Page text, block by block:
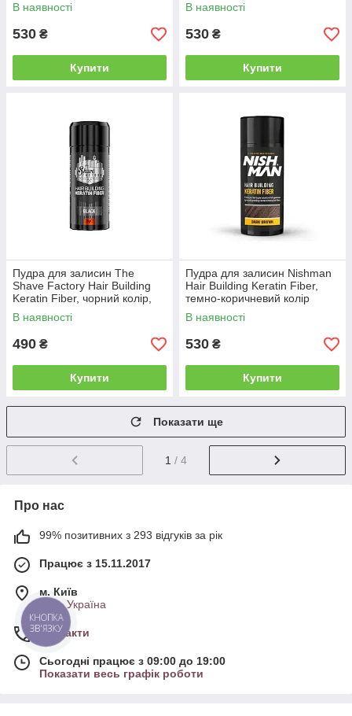
В наявності
530 ₴
Купити
В наявності
530 ₴
Купити
Пудра для залисин The
Shave Factory Hair Building
Keratin Fiber, чорний колір,
21 г (10703002)
В наявності
490 ₴
Купити
Пудра для залисин Nishman
Hair Building Keratin Fiber,
темно-коричневий колір
(10703006)
В наявності
530 ₴
Купити
Показати ще
1 / 4
Про нас
99% позитивних з 293 відгуків за рік
Працює з 15.11.2017
м. Київ
Київ, Україна
Контакти
Сьогодні працює з 09:00 до 19:00
Показати весь графік роботи
КНОПКА
ЗВ'ЯЗКУ